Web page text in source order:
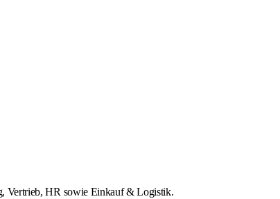
Vertrieb, HR sowie Einkauf & Logistik.